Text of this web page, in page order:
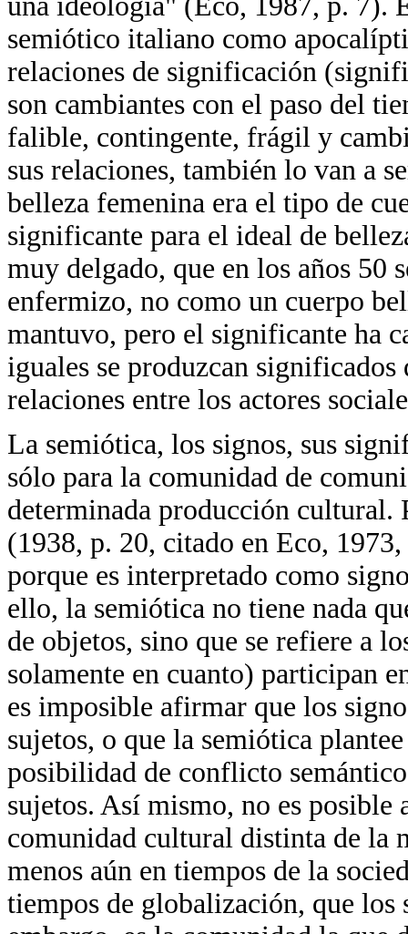
semiótico italiano como
relaciones de significación
son cambiantes con el paso del
falible, contingente, frágil y
sus relaciones, también lo van a
belleza femenina era el tipo de
significante para el ideal de
muy delgado, que en los años 50
enfermizo, no como un cuerpo
mantuvo, pero el significante ha
iguales se produzcan
relaciones entre los actores
La semiótica, los signos, sus
sólo para la comunidad de
determinada producción
(1938, p. 20, citado en Eco,
porque es interpretado como
ello, la semiótica no tiene nada
de objetos, sino que se refiere a
solamente en cuanto) participan
es imposible afirmar que los
sujetos, o que la semiótica
posibilidad de conflicto
sujetos. Así mismo, no es posible
comunidad cultural distinta de la
menos aún en tiempos de la
tiempos de globalización, que